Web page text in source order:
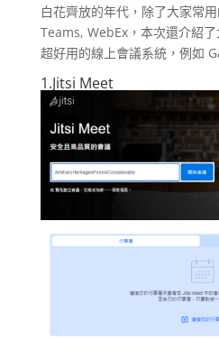
白花齊放的年代，除了大家常
Teams, WebEx，本次還介紹
超好用的線上會議系統，例如
1.Jitsi Meet